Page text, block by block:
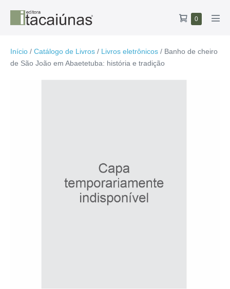
conteúdo
Carrinho
0Itens
Início / Catálogo de Livros / Livros eletrônicos / Banho de cheiro
de São João em Abaetetuba: história e tradição